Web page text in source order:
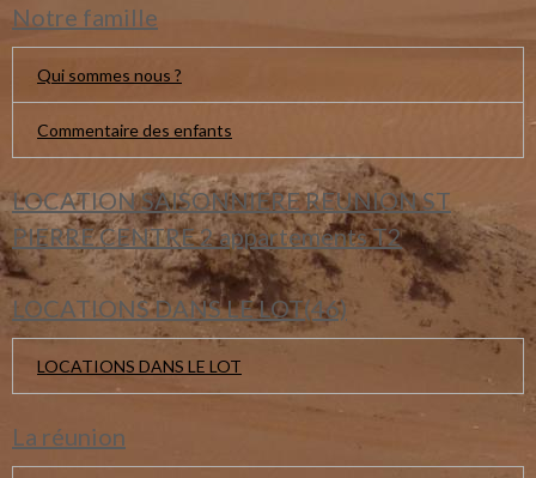
Notre famille
Qui sommes nous ?
Commentaire des enfants
LOCATION SAISONNIERE REUNION ST
PIERRE CENTRE 2 appartements T2
LOCATIONS DANS LE LOT(46)
LOCATIONS DANS LE LOT
La réunion